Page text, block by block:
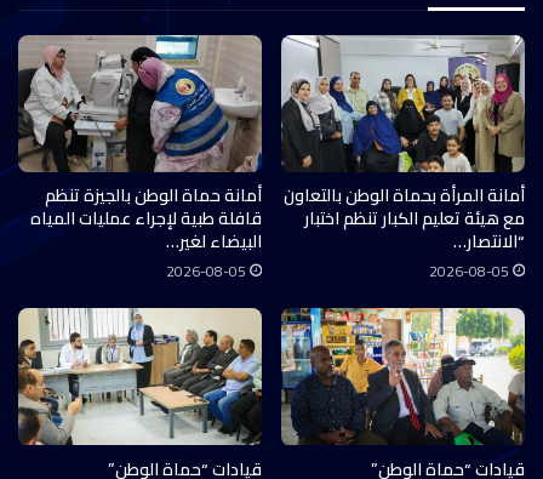
أمانة المرأة بحماة الوطن بالتعاون
مع هيئة تعليم الكبار تنظم اختبار
“الانتصار…
2026-08-05
أمانة حماة الوطن بالجيزة تنظم
قافلة طبية لإجراء عمليات المياه
البيضاء لغير…
2026-08-05
قيادات “حماة الوطن” قيادات “حماة الوطن”